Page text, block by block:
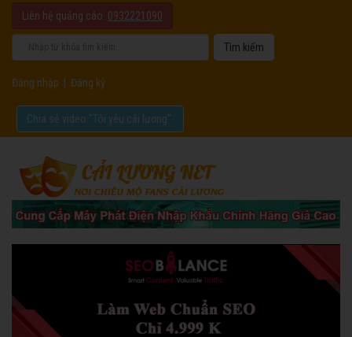
Liên hệ quảng cáo: 0932221090
Đăng nhập Đăng ký
Chia sẻ video "Tôi yêu cải lương".